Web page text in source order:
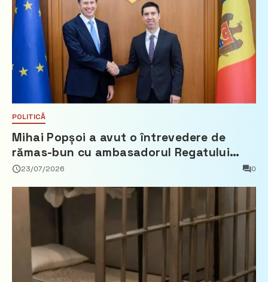
POLITICĂ
Mihai Popșoi a avut o întrevedere de
rămas-bun cu ambasadorul Regatului
Țărilor de Jos, Fred Duijn
23/07/2026 0